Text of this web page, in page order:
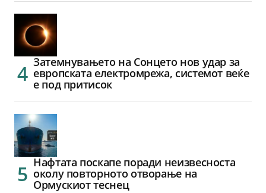
Затемнувањето на Сонцето нов удар за
европската електромрежа, системот веќе
е под притисок
Нафтата поскапе поради неизвесноста
околу повторното отворање на
Ормускиот теснец